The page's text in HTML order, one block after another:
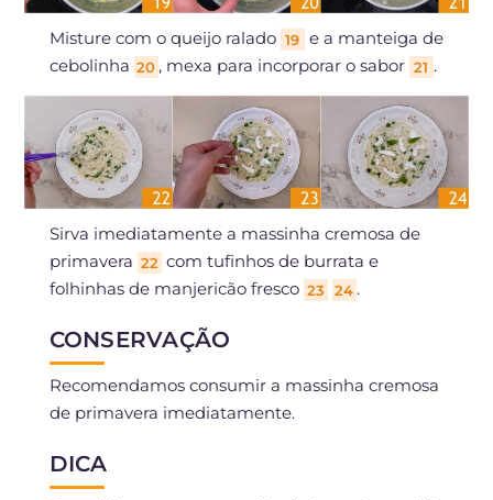
Misture com o queijo ralado 19 e a manteiga de
cebolinha 20 , mexa para incorporar o sabor 21 .
Sirva imediatamente a massinha cremosa de
primavera 22 com tufinhos de burrata e
folhinhas de manjericão fresco 23 24 .
CONSERVAÇÃO
Recomendamos consumir a massinha cremosa
de primavera imediatamente.
DICA